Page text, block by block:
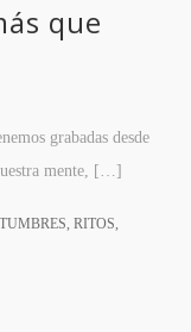
que
grabadas desde
mente, […]
RITOS,